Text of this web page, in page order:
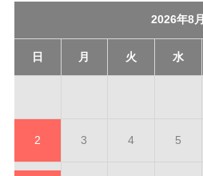
2026年8月
日 月 火 水
2 3 4 5